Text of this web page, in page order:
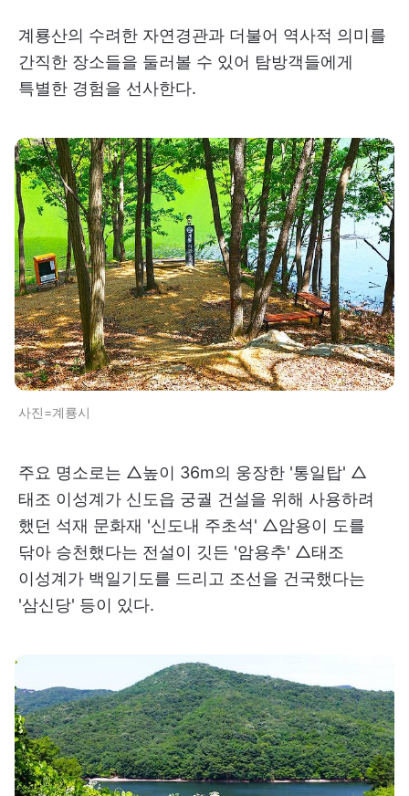
계룡산의 수려한 자연경관과 더불어 역사적 의미를
간직한 장소들을 둘러볼 수 있어 탐방객들에게
특별한 경험을 선사한다.
사진=계룡시
주요 명소로는 △높이 36m의 웅장한 '통일탑' △
태조 이성계가 신도읍 궁궐 건설을 위해 사용하려
했던 석재 문화재 '신도내 주초석' △암용이 도를
닦아 승천했다는 전설이 깃든 '암용추' △태조
이성계가 백일기도를 드리고 조선을 건국했다는
'삼신당' 등이 있다.